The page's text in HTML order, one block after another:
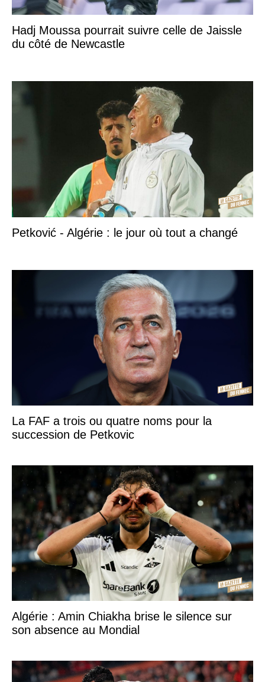
Hadj Moussa pourrait suivre celle de Jaissle
du côté de Newcastle
Petković - Algérie : le jour où tout a changé
La FAF a trois ou quatre noms pour la
succession de Petkovic
Algérie : Amin Chiakha brise le silence sur
son absence au Mondial